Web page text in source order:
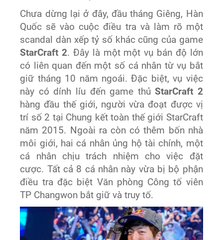
Chưa dừng lại ở đây, đầu tháng Giêng, Hàn
Quốc sẽ vào cuộc điều tra và làm rõ một
scandal dàn xếp tỷ số khác cũng của game
StarCraft 2. Đây là một một vụ bán độ lớn
có liên quan đến một số cá nhân từ vụ bắt
giữ tháng 10 năm ngoái. Đặc biệt, vụ việc
này có dính líu đến game thủStarCraft 2
hàng đầu thế giới, người vừa đoạt được vị
trí số 2 tại Chung kết toàn thế giới StarCraft
năm 2015. Ngoài ra còn có thêm bốn nhà
môi giới, hai cá nhân ủng hộ tài chính, một
cá nhân chịu trách nhiệm cho việc đặt
cược. Tất cả 8 cá nhân này vừa bị bộ phận
điều tra đặc biệt Văn phòng Công tố viên
TP Changwon bắt giữ và truy tố.